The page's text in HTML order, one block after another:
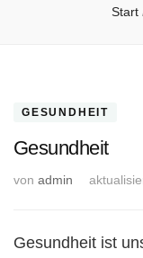
Start
GESUNDHEIT
Gesundheit
von admin
Gesundheit ist